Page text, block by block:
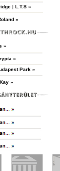
| L.T.S »
»
»
»
Park »
»